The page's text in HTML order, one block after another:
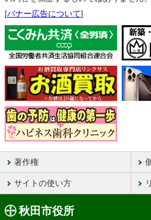
[バナー広告について]
著作権
サイトの使い方
秋田市役所